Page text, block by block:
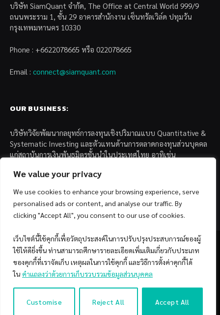
We value your privacy
We use cookies to enhance your browsing experience, serve
personalised ads or content, and analyse our traffic. By
clicking "Accept All", you consent to our use of cookies.
เว็บไซต์นี้ใช้คุกกี้เพื่อวัตถุประสงค์ในการปรับปรุงประสบการณ์ของผู้
ใช้ให้ดียิ่งขึ้น ท่านสามารถศึกษารายละเอียดเพิ่มเติมเกี่ยวกับประเภท
ของคุกกี้ที่เราจัดเก็บ เหตุผลในการใช้คุกกี้ และวิธีการตั้งค่าคุกกี้ได้
ใน คำแถลงว่าด้วยการเก็บรวบรวมข้อมูลส่วนบุคคล
Customise Reject All Accept All
บริษัท SiamQuant จำกัด, The Office at Central World 999/9
ถนนพระราม 1, ชั้น 29 อาคารสำนักงาน เซ็นทรัลเวิล์ด ปทุมวัน
กรุงเทพมหานคร 10330
Phone : +6622078665 หรือ 022078665
Email : connect@siamquant.com
OUR BUSINESS:
บริษัทวิจัยพัฒนากลยุทธ์การลงทุนเชิงปริมาณแบบ Quantitative &
Systematic Investing และตัวแทนด้านการตลาดกองทุนส่วนบุคคล
แก่สถาบันการเงินพันธมิตรชั้นนำในประเทศไทย อาทิเช่น
– บล. กรุงไทย เอ็กซ์สปริง จำกัด
– บล. ฟิลลิป (ประเทศไทย) จำกัด (มหาชน)
Facebook YouTube